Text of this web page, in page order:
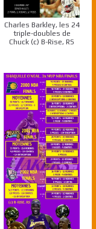
Charles Barkley, les 24
triple-doubles de
Chuck (c) B-Rise, RS